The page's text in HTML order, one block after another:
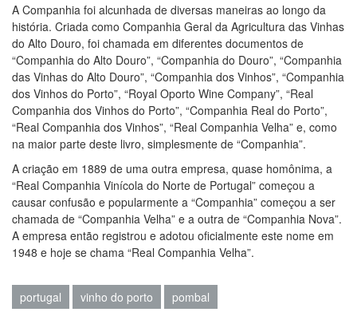
A Companhia foi alcunhada de diversas maneiras ao longo da
história. Criada como Companhia Geral da Agricultura das Vinhas
do Alto Douro, foi chamada em diferentes documentos de
“Companhia do Alto Douro”, “Companhia do Douro”, “Companhia
das Vinhas do Alto Douro”, “Companhia dos Vinhos”, “Companhia
dos Vinhos do Porto”, “Royal Oporto Wine Company”, “Real
Companhia dos Vinhos do Porto”, “Companhia Real do Porto”,
“Real Companhia dos Vinhos”, “Real Companhia Velha” e, como
na maior parte deste livro, simplesmente de “Companhia”.
A criação em 1889 de uma outra empresa, quase homônima, a
“Real Companhia Vinícola do Norte de Portugal” começou a
causar confusão e popularmente a “Companhia” começou a ser
chamada de “Companhia Velha” e a outra de “Companhia Nova”.
A empresa então registrou e adotou oficialmente este nome em
1948 e hoje se chama “Real Companhia Velha”.
portugal vinho do porto pombal